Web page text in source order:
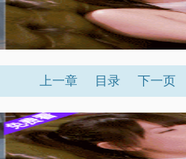
上一章 目录 下一页